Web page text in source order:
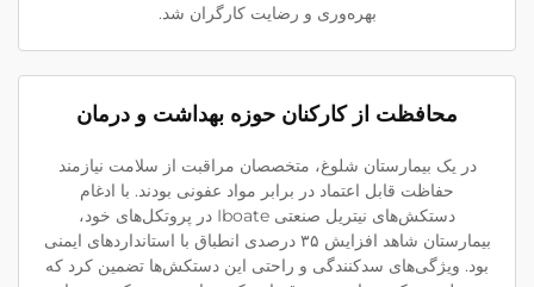
بهره‌وری و رضایت کارگران شد.
محافظت از کارکنان حوزه بهداشت و درمان
در یک بیمارستان شلوغ، متخصصان مراقبت از سلامت نیازمند
حفاظت قابل اعتماد در برابر مواد عفونی بودند. با ادغام
دستکش‌های نیتریل صنعتی Iboate در پروتکل‌های خود،
بیمارستان شاهد افزایش ۳۵ درصدی انطباق با استانداردهای ایمنی
بود. ویژگی‌های سدکنندگی و راحتی این دستکش‌ها تضمین کرد که